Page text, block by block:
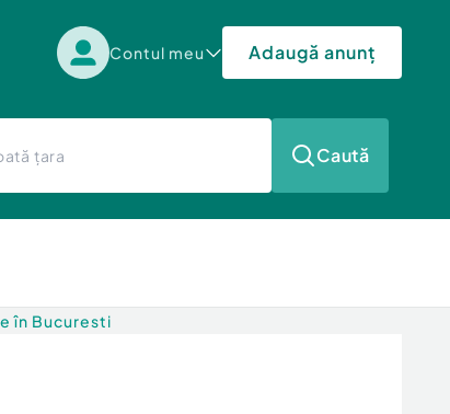
Contul meu Adaugă anunț
Caută
în Bucuresti